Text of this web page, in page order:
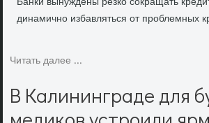
динамично избавляться от проблемных
Читать далее ...
В Калининграде для